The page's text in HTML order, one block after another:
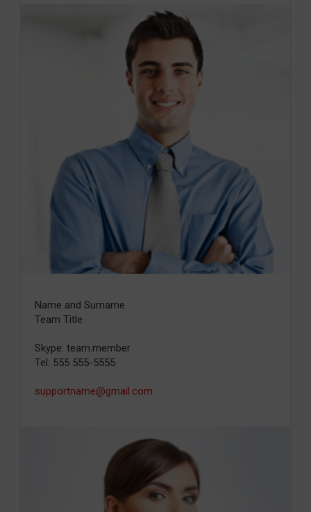
Name and Surname
Team Title
Skype: team.member
Tel: 555 555-5555
supportname@gmail.com